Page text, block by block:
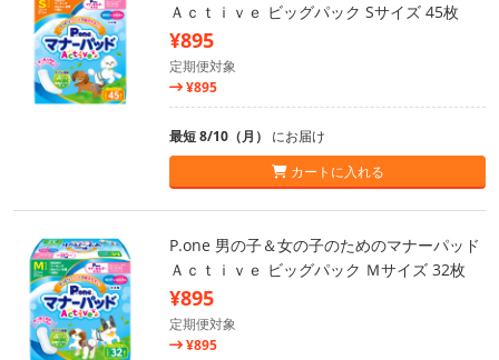
Ａｃｔｉｖｅ ビッグパック Sサイズ 45枚
¥895
定期便対象
¥895
最短 8/10（月） にお届け
カートに入れる
P.one 男の子＆女の子のためのマナーパッド
Ａｃｔｉｖｅ ビッグパック Ｍサイズ 32枚
¥895
定期便対象
¥895